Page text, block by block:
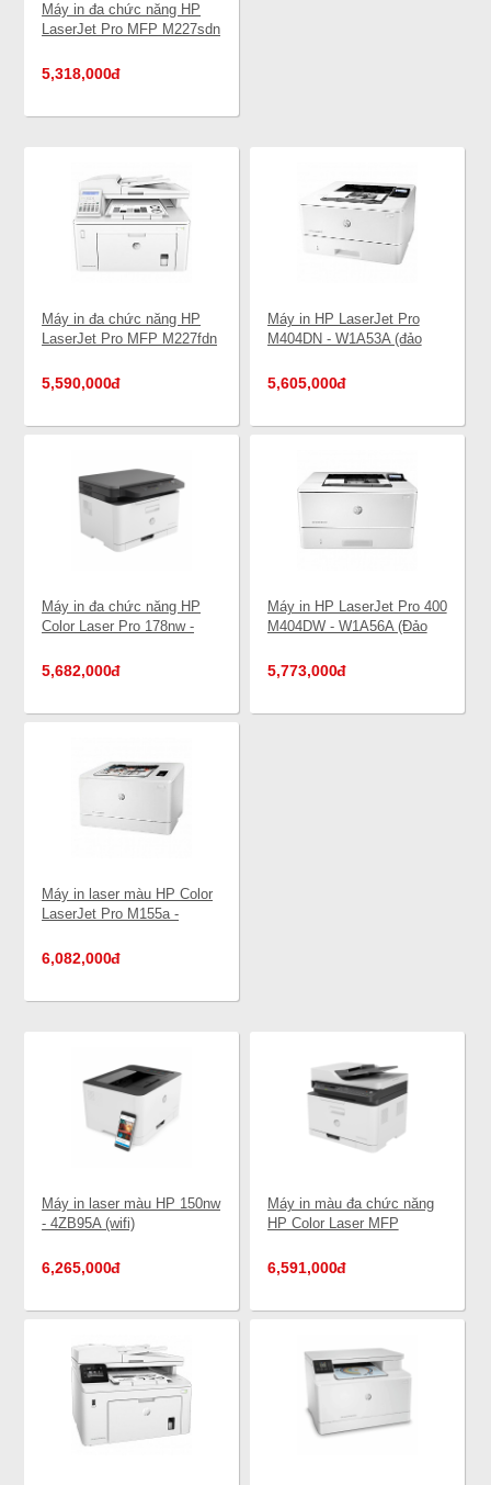
Máy in đa chức năng HP
LaserJet Pro MFP M227sdn
Photocopy)
5,318,000đ
Máy in đa chức năng HP
LaserJet Pro MFP M227fdn
5,590,000đ
Máy in HP LaserJet Pro
M404DN - W1A53A (đảo
5,605,000đ
Máy in đa chức năng HP
Color Laser Pro 178nw -
5,682,000đ
Máy in HP LaserJet Pro 400
M404DW - W1A56A (Đảo
5,773,000đ
Máy in laser màu HP Color
LaserJet Pro M155a -
6,082,000đ
Máy in laser màu HP 150nw
- 4ZB95A (wifi)
6,265,000đ
Máy in màu đa chức năng
HP Color Laser MFP
scan, wifi, fax)
6,591,000đ